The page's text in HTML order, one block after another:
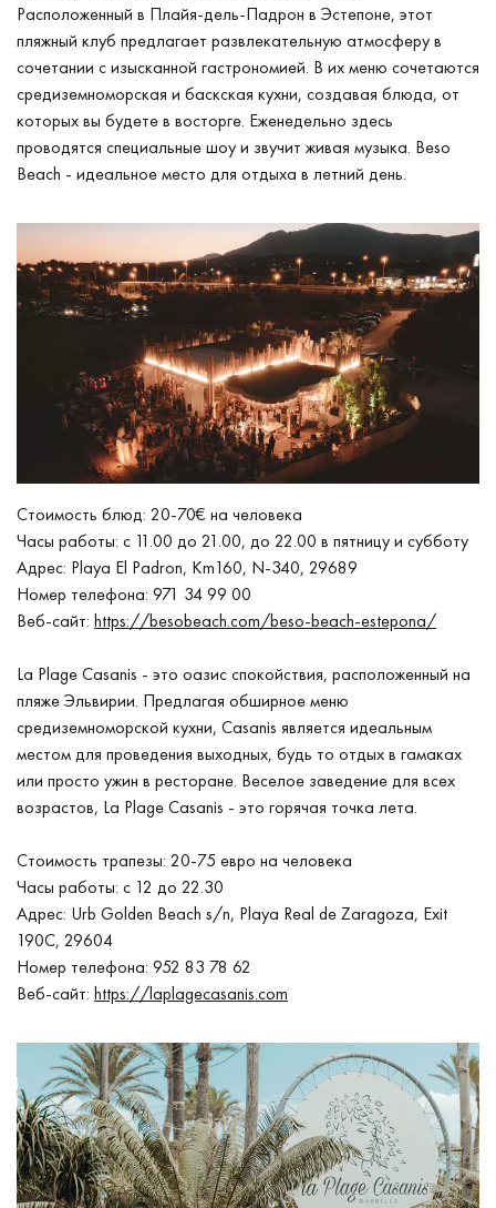
Расположенный в Плайя-дель-Падрон в Эстепоне, этот
пляжный клуб предлагает развлекательную атмосферу в
сочетании с изысканной гастрономией. В их меню сочетаются
средиземноморская и баскская кухни, создавая блюда, от
которых вы будете в восторге. Еженедельно здесь
проводятся специальные шоу и звучит живая музыка. Beso
Beach - идеальное место для отдыха в летний день.
Стоимость блюд: 20-70€ на человека
Часы работы: с 11.00 до 21.00, до 22.00 в пятницу и субботу
Адрес: Playa El Padron, Km160, N-340, 29689
Номер телефона: 971 34 99 00
Веб-сайт: https://besobeach.com/beso-beach-estepona/
La Plage Casanis - это оазис спокойствия, расположенный на
пляже Эльвирии. Предлагая обширное меню
средиземноморской кухни, Casanis является идеальным
местом для проведения выходных, будь то отдых в гамаках
или просто ужин в ресторане. Веселое заведение для всех
возрастов, La Plage Casanis - это горячая точка лета.
Стоимость трапезы: 20-75 евро на человека
Часы работы: с 12 до 22.30
Адрес: Urb Golden Beach s/n, Playa Real de Zaragoza, Exit
190C, 29604
Номер телефона: 952 83 78 62
Веб-сайт: https://laplagecasanis.com